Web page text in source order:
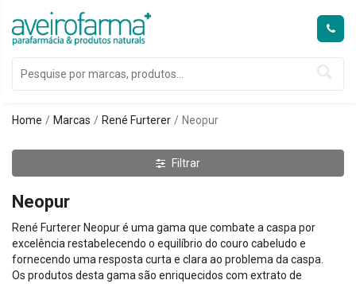
Home Marcas René Furterer Neopur
Filtrar
Neopur
René Furterer Neopur é uma gama que combate a caspa por
excelência restabelecendo o equilíbrio do couro cabeludo e
fornecendo uma resposta curta e clara ao problema da caspa.
Os produtos desta gama são enriquecidos com extrato de